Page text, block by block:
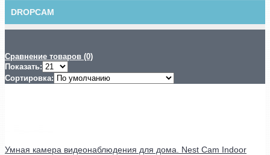
DROPCAM
Сравнение товаров (0)
Показать:
Сортировка:
Умная камера видеонаблюдения для дома. Nest Cam Indoor